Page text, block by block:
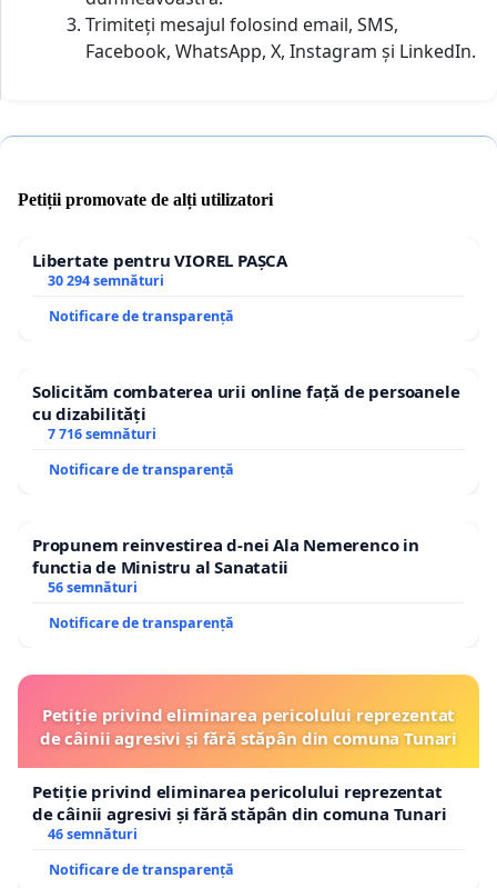
Trimiteți mesajul folosind email, SMS,
Facebook, WhatsApp, X, Instagram și LinkedIn.
Petiții promovate de alți utilizatori
Libertate pentru VIOREL PAȘCA
30 294 semnături
Notificare de transparență
Solicităm combaterea urii online față de persoanele
cu dizabilități
7 716 semnături
Notificare de transparență
Propunem reinvestirea d-nei Ala Nemerenco in
functia de Ministru al Sanatatii
56 semnături
Notificare de transparență
Petiție privind eliminarea pericolului reprezentat
de câinii agresivi și fără stăpân din comuna Tunari
Petiție privind eliminarea pericolului reprezentat
de câinii agresivi și fără stăpân din comuna Tunari
46 semnături
Notificare de transparență